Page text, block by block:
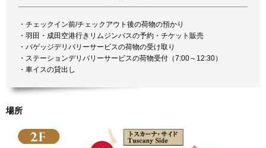
・チェックイン前/チェックアウト後の荷物の預かり
・羽田・成田空港行きリムジンバスの予約・チケット販売
・バゲッジデリバリーサービスの荷物の受け取り
・ステーションデリバリーサービスの荷物受付（7:00～12:30）
・車イスの貸出し
場所